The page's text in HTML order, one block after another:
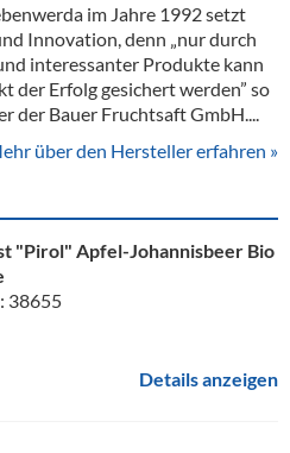
im Jahre 1992 setzt
Innovation, denn „nur durch
interessanter Produkte kann
der Erfolg gesichert werden” so
der Bauer Fruchtsaft GmbH....
über den Hersteller erfahren »
"Pirol" Apfel-Johannisbeer Bio
38655
Details anzeigen